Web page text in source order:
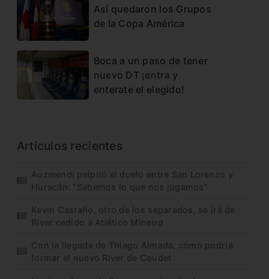
Así quedaron los Grupos
de la Copa América
Boca a un paso de tener
nuevo DT ¡entra y
enterate el elegido!
Artículos recientes
Auzmendi palpitó el duelo entre San Lorenzo y
Huracán: “Sabemos lo que nos jugamos”
Kevin Castaño, otro de los separados, se irá de
River cedido a Atlético Mineiro
Con la llegada de Thiago Almada, cómo podría
formar el nuevo River de Coudet